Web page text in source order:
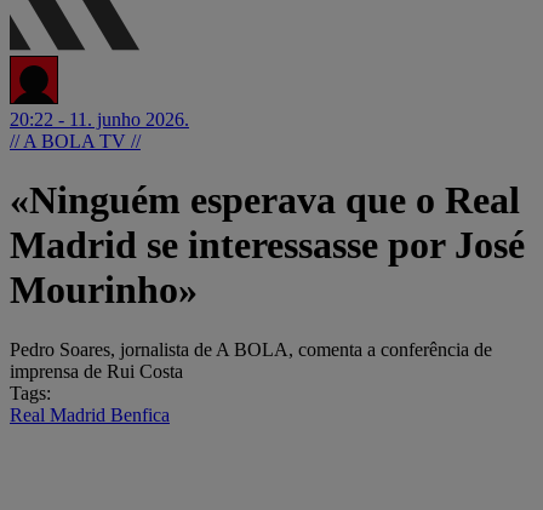
20:22 - 11. junho 2026.
// A BOLA TV //
«Ninguém esperava que o Real
Madrid se interessasse por José
Mourinho»
Pedro Soares, jornalista de A BOLA, comenta a conferência de
imprensa de Rui Costa
Tags:
Real Madrid Benfica